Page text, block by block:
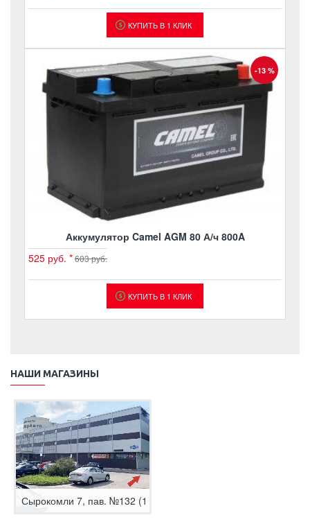
КУПИТЬ В 1 КЛИК
-13 %
Аккумулятор Camel AGM 80 А/ч 800A
525 руб. *603 руб.
КУПИТЬ В 1 КЛИК
НАШИ МАГАЗИНЫ
Сырокомли 7, пав. №132 (1 этаж)